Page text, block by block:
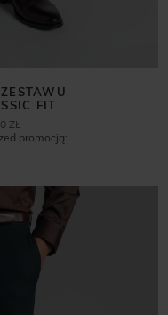
FIT
ZŁ
promocją: